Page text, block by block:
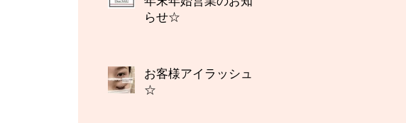
らせ☆
お客様アイラッシュ
☆